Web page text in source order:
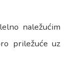
naležućim
priležuće uz